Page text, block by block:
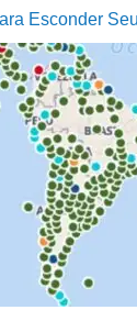
Esconder